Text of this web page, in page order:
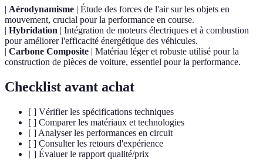
| Aérodynamisme | Étude des forces de l'air sur les objets en
mouvement, crucial pour la performance en course.
| Hybridation | Intégration de moteurs électriques et à combustion
pour améliorer l'efficacité énergétique des véhicules.
| Carbone Composite | Matériau léger et robuste utilisé pour la
construction de pièces de voiture, essentiel pour la performance.
Checklist avant achat
[ ] Vérifier les spécifications techniques
[ ] Comparer les matériaux et technologies
[ ] Analyser les performances en circuit
[ ] Consulter les retours d'expérience
[ ] Évaluer le rapport qualité/prix